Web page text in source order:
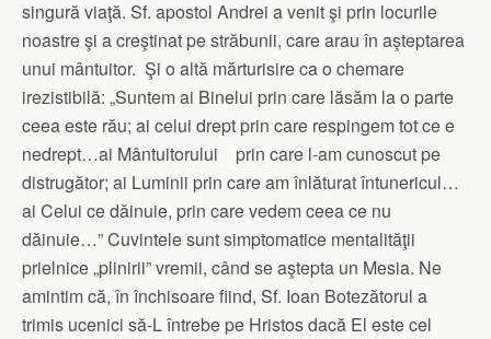
singură viaţă. Sf. apostol Andrei a venit şi prin locurile
noastre şi a creştinat pe străbunii, care arau în aşteptarea
unui mântuitor. Şi o altă mărturisire ca o chemare
irezistibilă: „Suntem ai Binelui prin care lăsăm la o parte
ceea este rău; ai celui drept prin care respingem tot ce e
nedrept…ai Mântuitorului prin care l-am cunoscut pe
distrugător; ai Luminii prin care am înlăturat întunericul…
ai Celui ce dăinuie, prin care vedem ceea ce nu
dăinuie…” Cuvintele sunt simptomatice mentalităţii
prielnice „plinirii” vremii, când se aştepta un Mesia. Ne
amintim că, în închisoare fiind, Sf. Ioan Botezătorul a
trimis ucenici să-L întrebe pe Hristos dacă El este cel